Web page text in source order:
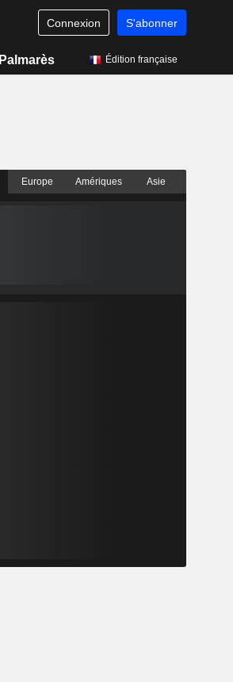
Connexion S'abonner
Palmarès Édition française
Europe Amériques Asie